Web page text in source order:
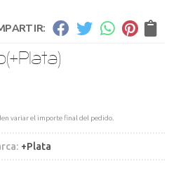
(+Plata)
variar el importe final del pedido.
+Plata